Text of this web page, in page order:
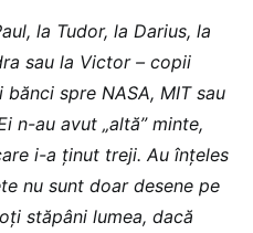
la Tudor, la Darius, la
sau la Victor – copii
spre NASA, MIT sau
n-au avut „altă” minte,
i-a ținut treji. Au înțeles
nu sunt doar desene pe
stăpâni lumea, dacă